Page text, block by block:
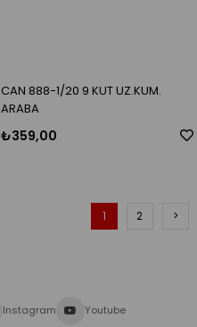
CAN 888-1/20 9 KUT UZ.KUM.
ARABA
₺359,00
1 2 >
Instagram Youtube